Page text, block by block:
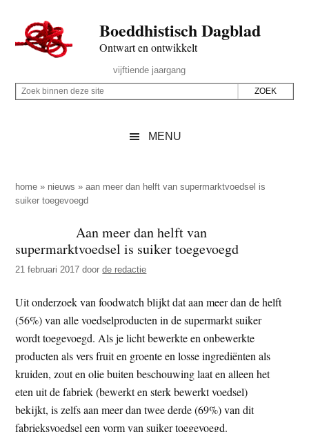
naar
de
inhoud
secondary
naar
de
sidebar
naar
de
Boeddhistisch Dagblad
Ontwart en ontwikkelt
Rechts
vijftiende jaargang
Z
p
d
z
e
i
t
e
Z
i
n
n
d
z
e
s
i
t
e
MENU
home » nieuws »aan meer dan helft van supermarktvoedsel is
suiker toegevoegd
Aan meer dan helft van
supermarktvoedsel is suiker toegevoegd
21 februari 2017 doorde redactie
Uit onderzoek van foodwatch blijkt dat aan meer dan de helft
(56%) van alle voedselproducten in de supermarkt suiker
wordt toegevoegd. Als je licht bewerkte en onbewerkte
producten als vers fruit en groente en losse ingrediënten als
kruiden, zout en olie buiten beschouwing laat en alleen het
eten uit de fabriek (bewerkt en sterk bewerkt voedsel)
bekijkt, is zelfs aan meer dan twee derde (69%) van dit
fabrieksvoedsel een vorm van suiker toegevoegd.